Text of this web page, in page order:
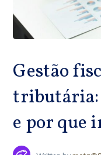
Gestão
tributária:
e por que